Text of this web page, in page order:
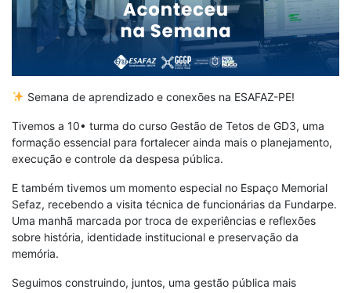
Semana de aprendizado e conexões na ESAFAZ-PE!
Tivemos a 10• turma do curso Gestão de Tetos de GD3, uma
formação essencial para fortalecer ainda mais o planejamento,
execução e controle da despesa pública.
E também tivemos um momento especial no Espaço Memorial
Sefaz, recebendo a visita técnica de funcionárias da Fundarpe.
Uma manhã marcada por troca de experiências e reflexões
sobre história, identidade institucional e preservação da
memória.
Seguimos construindo, juntos, uma gestão pública mais